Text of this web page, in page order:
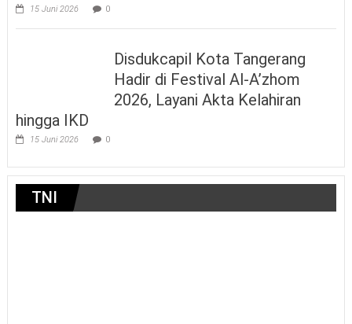
15 Juni 2026 0
Disdukcapil Kota Tangerang
Hadir di Festival Al-A’zhom
2026, Layani Akta Kelahiran
hingga IKD
15 Juni 2026 0
TNI